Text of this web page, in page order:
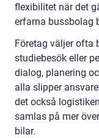
flexibilitet när det
erfarna bussbolag
Företag väljer ofta
studiebesök eller
dialog, planering
alla slipper
det också
samlas på mer
bilar.